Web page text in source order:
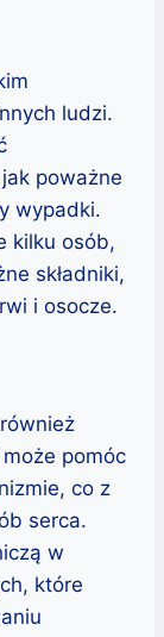
ludzi.
poważne
wypadki.
kilku osób,
składniki,
i osocze.
pomóc
co z
serca.
w
które